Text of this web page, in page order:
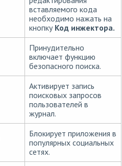
вставляемого кода
необходимо нажать на
кнопку Код инжектора.
Принудительно
включает функцию
безопасного поиска.
Активирует запись
поисковых запросов
пользователей в
журнал.
Блокирует приложения в
популярных социальных
сетях.